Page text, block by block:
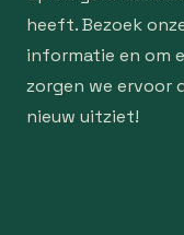
heeft. Bezoek
informatie en om
zorgen we ervoor
nieuw uitziet!